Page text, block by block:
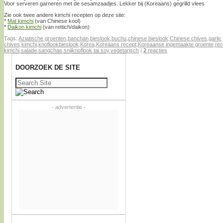
Voor serveren garneren met de sesamzaadjes. Lekker bij (Koreaans) gegrilld vlees
Zie ook twee andere kimchi recepten op deze site:
* Mat kimchi (van Chinese kool)
* Daikon kimchi (van rettich/daikon)
Tags: Aziatische groenten banchan bieslook buchu chinese bieslook Chinese chives garlic
chives kimchi knoflookbieslook Korea Koreaans recept Koreaanse ingemaakte groente
kimchi salade sangchae snijknoflook tai soy,vegetarisch | 2 reacties
DOORZOEK DE SITE
Zoeken
naar:
- advertentie -